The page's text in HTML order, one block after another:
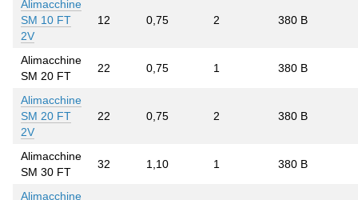
Alimacchine
SM 10 FT
2V
12 0,75 2 380 В
Alimacchine
SM 20 FT
22 0,75 1 380 В
Alimacchine
SM 20 FT
2V
22 0,75 2 380 В
Alimacchine
SM 30 FT
32 1,10 1 380 В
Alimacchine